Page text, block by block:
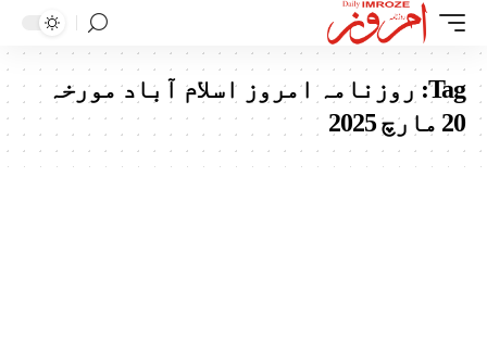
Tag: روزنامہ امروز اسلام آباد مورخہ
20 مارچ 2025